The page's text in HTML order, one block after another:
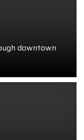
downtown